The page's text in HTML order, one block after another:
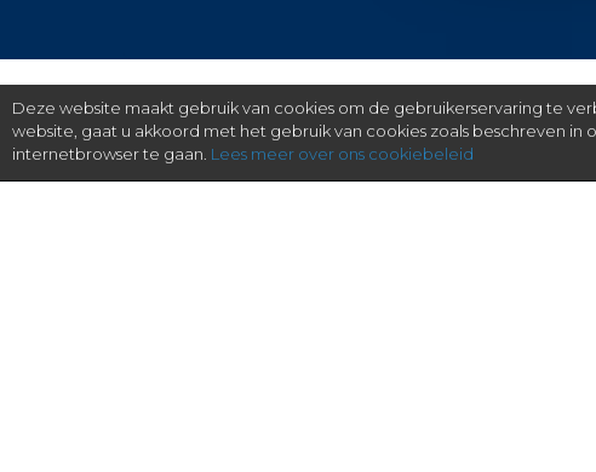
Deze website maakt gebruik van cookies om de gebruikerservaring te
website, gaat u akkoord met het gebruik van cookies zoals beschreven
internetbrowser te gaan. Lees meer over ons cookiebeleid